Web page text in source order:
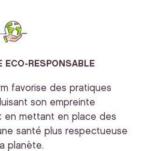
ECO-RESPONSABLE
favorise des pratiques
son empreinte
en mettant en place des
santé plus respectueuse
planète.